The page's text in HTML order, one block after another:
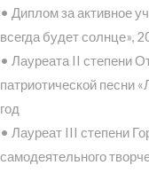
• Диплом за активное
всегда будет солнце»,
• Лауреата II степени
патриотической песни
год
• Лауреат III степени
самодеятельного